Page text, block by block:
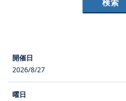
2026/8/27